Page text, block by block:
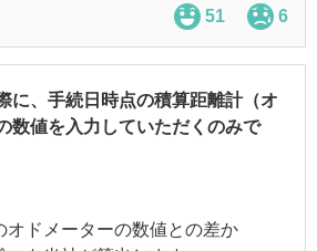
51
6
に、手続日時点の積算距離計（オ
数値を入力していただくのみで
オドメーターの数値との差か